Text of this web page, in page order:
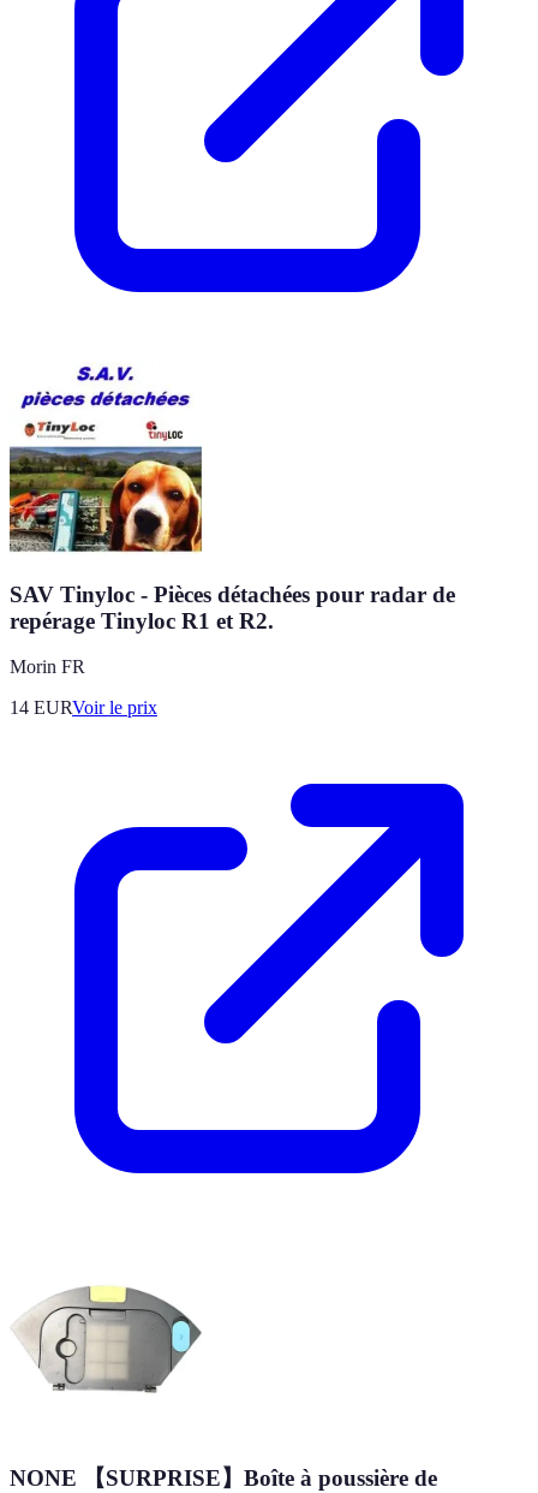
SAV Tinyloc - Pièces détachées pour radar de
repérage Tinyloc R1 et R2.
Morin FR
14 EURVoir le prix
NONE 【SURPRISE】Boîte à poussière de